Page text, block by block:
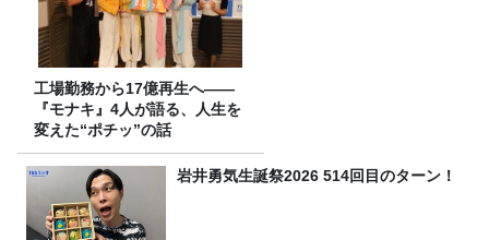
工場勤務から17億再生へ——
『モナキ』4人が語る、人生を
変えた“ポチッ”の話
岩井勇気生誕祭2026 514回目のターン！